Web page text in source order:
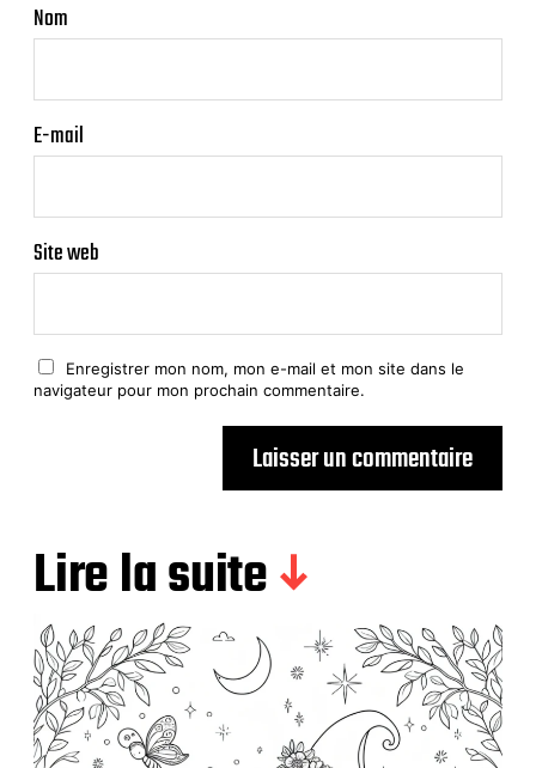
Nom
E-mail
Site web
Enregistrer mon nom, mon e-mail et mon site dans le
navigateur pour mon prochain commentaire.
Lire la suite